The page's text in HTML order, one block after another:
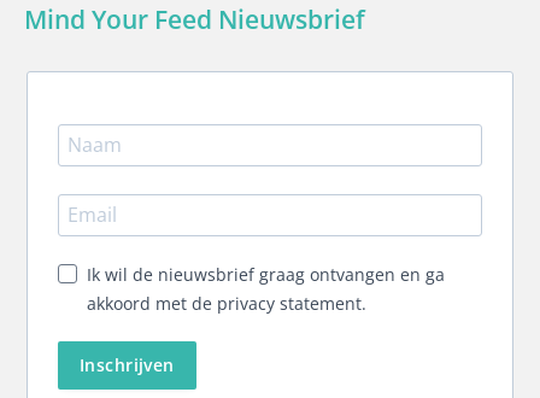
Mind Your Feed Nieuwsbrief
Ik wil de nieuwsbrief graag ontvangen en ga
akkoord met de privacy statement.
Inschrijven